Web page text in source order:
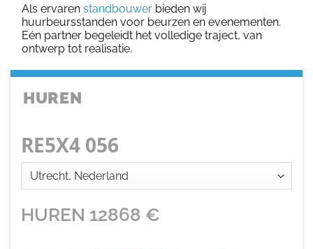
Als ervaren standbouwer bieden wij
huurbeursstanden voor beurzen en evenementen.
Eén partner begeleidt het volledige traject, van
ontwerp tot realisatie.
HUREN
RE5X4 056
HUREN 12868 €